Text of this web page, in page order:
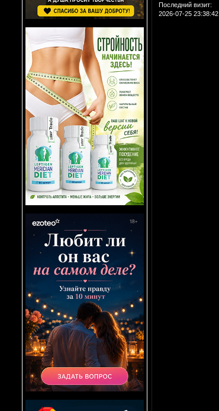
Последний визит:
2026-07-25 23:38:42